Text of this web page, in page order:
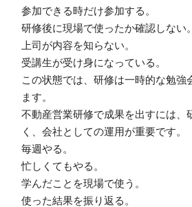
参加できる時だけ参加する。
研修後に現場で使ったか確認しない。
上司が内容を知らない。
受講生が受け身になっている。
この状態では、研修は一時的な勉強
ます。
不動産営業研修で成果を出すには、
く、会社としての運用が重要です。
毎週やる。
忙しくてもやる。
学んだことを現場で使う。
使った結果を振り返る。